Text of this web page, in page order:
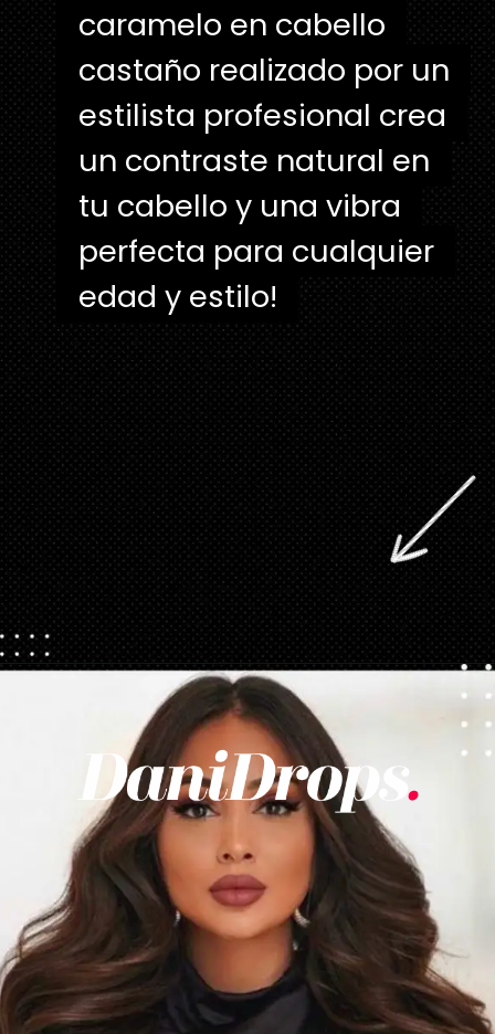
caramelo en cabello
castaño realizado por un
estilista profesional crea
un contraste natural en
tu cabello y una vibra
perfecta para cualquier
edad y estilo!
caramelo en cabello
castaño realizado por un
estilista profesional crea
un contraste natural en
tu cabello y una vibra
perfecta para cualquier
edad y estilo!
https://danidrops.com.br/es/categoria/pelo/